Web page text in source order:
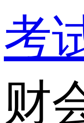
考
财